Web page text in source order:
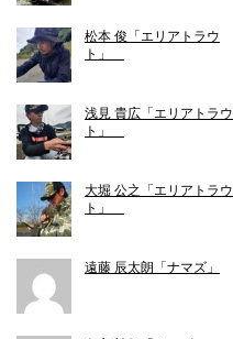
松本 俊「エリアトラウ
ト」
浅見 貴広「エリアトラウ
ト」
大堀 公之「エリアトラウ
ト」
遠藤 辰太朗「ナマズ」